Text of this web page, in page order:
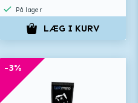
På lager
LÆG I KURV
-3%